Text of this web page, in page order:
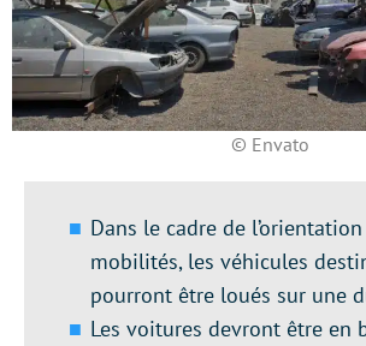
© Envato
Dans le cadre de
mobilités, les véhicules
pourront être loués sur une
Les voitures devront être en